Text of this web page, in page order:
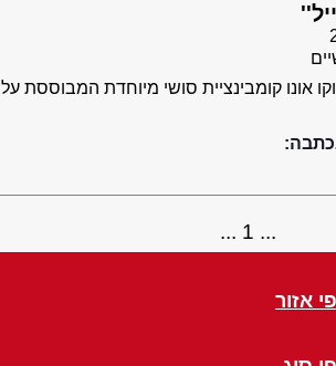
אונו קומבינציית סושי מיוחדת המבוססת על
1
אזור